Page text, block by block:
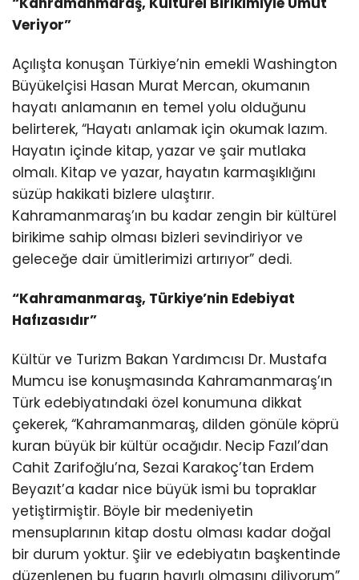
Veriyor”
Açılışta konuşan Türkiye’nin emekli Washington
Büyükelçisi Hasan Murat Mercan, okumanın
hayatı anlamanın en temel yolu olduğunu
belirterek, “Hayatı anlamak için okumak lazım.
Hayatın içinde kitap, yazar ve şair mutlaka
olmalı. Kitap ve yazar, hayatın karmaşıklığını
süzüp hakikati bizlere ulaştırır.
Kahramanmaraş’ın bu kadar zengin bir kültürel
birikime sahip olması bizleri sevindiriyor ve
geleceğe dair ümitlerimizi artırıyor” dedi.
“Kahramanmaraş, Türkiye’nin Edebiyat
Hafızasıdır”
Kültür ve Turizm Bakan Yardımcısı Dr. Mustafa
Mumcu ise konuşmasında Kahramanmaraş’ın
Türk edebiyatındaki özel konumuna dikkat
çekerek, “Kahramanmaraş, dilden gönüle köprü
kuran büyük bir kültür ocağıdır. Necip Fazıl’dan
Cahit Zarifoğlu’na, Sezai Karakoç’tan Erdem
Beyazıt’a kadar nice büyük ismi bu topraklar
yetiştirmiştir. Böyle bir medeniyetin
mensuplarının kitap dostu olması kadar doğal
bir durum yoktur. Şiir ve edebiyatın başkentinde
düzenlenen bu fuarın hayırlı olmasını diliyorum”